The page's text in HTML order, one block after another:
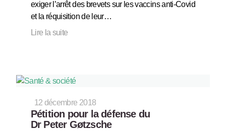
exiger l’arrêt des brevets sur les vaccins anti-Covid
et la réquisition de leur…
Lire la suite
12 décembre 2018
Pétition pour la défense du
Dr Peter Gøtzsche